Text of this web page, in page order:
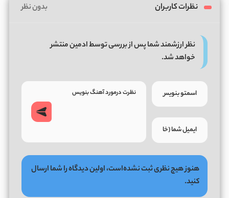
نظرات کاربران بدون نظر
نظر ارزشمند شما پس از بررسی توسط ادمین منتشر
خواهد شد.
هنوز هیچ نظری ثبت نشده‌است، اولین دیدگاه را شما ارسال
کنید.